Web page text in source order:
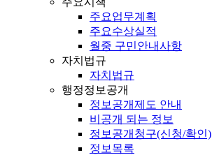
주요업무계획
주요수상실적
월중 구민안내사항
자치법규
자치법규
행정정보공개
정보공개제도 안내
비공개 되는 정보
정보공개청구(신청/확인)
정보목록